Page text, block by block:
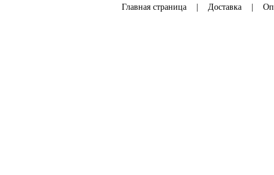
Главная страница| Доставка|